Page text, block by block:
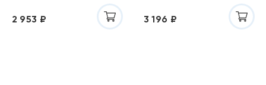
2 953 ₽ 3 196 ₽